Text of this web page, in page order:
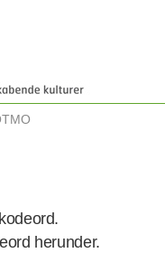
herunder.